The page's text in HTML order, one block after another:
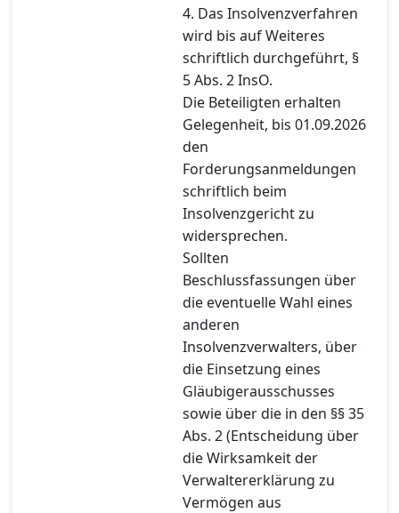
4. Das Insolvenzverfahren
wird bis auf Weiteres
schriftlich durchgeführt, §
5 Abs. 2 InsO.
Die Beteiligten erhalten
Gelegenheit, bis 01.09.2026
den
Forderungsanmeldungen
schriftlich beim
Insolvenzgericht zu
widersprechen.
Sollten
Beschlussfassungen über
die eventuelle Wahl eines
anderen
Insolvenzverwalters, über
die Einsetzung eines
Gläubigerausschusses
sowie über die in den §§ 35
Abs. 2 (Entscheidung über
die Wirksamkeit der
Verwaltererklärung zu
Vermögen aus